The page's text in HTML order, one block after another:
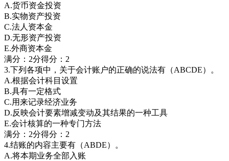
A.货币资金投资
B.实物资产投资
C.法人资本金
D.无形资产投资
E.外商资本金
满分：2分得分：2
3.下列各项中，关于会计账户的正确的说法有（ABCDE）。
A.根据会计科目设置
B.具有一定格式
C.用来记录经济业务
D.反映会计要素增减变动及其结果的一种工具
E.会计核算的一种专门方法
满分：2分得分：2
4.结账的内容主要有（ABDE）。
A.将本期业务全部入账